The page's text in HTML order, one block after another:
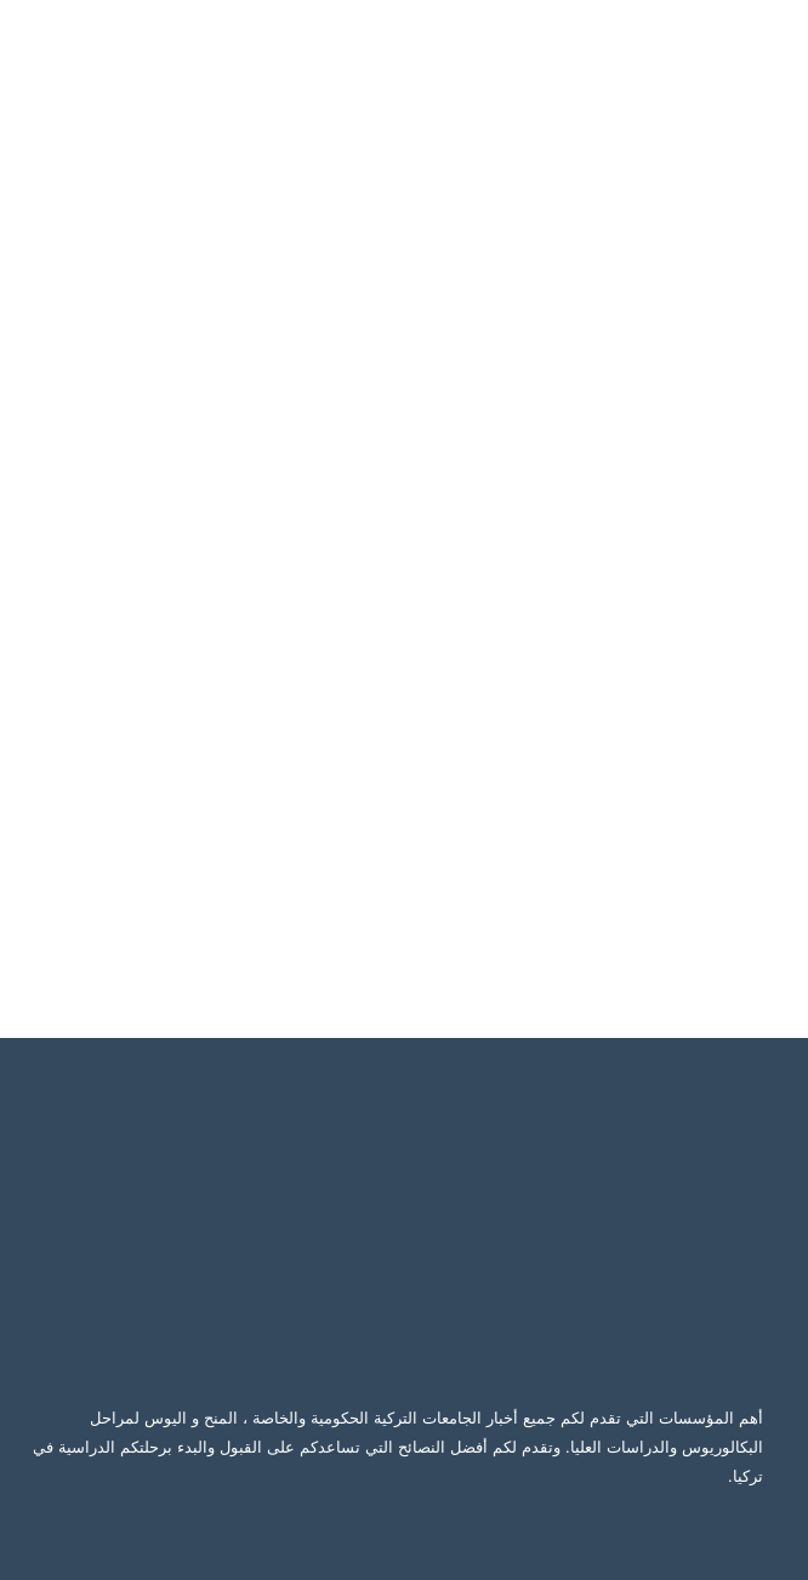
أهم المؤسسات التي تقدم لكم جميع أخبار الجامعات التركية الحكومية والخاصة ، المنح و اليوس لمراحل
البكالوريوس والدراسات العليا. وتقدم لكم أفضل النصائح التي تساعدكم على القبول والبدء برحلتكم الدراسية في
تركيا.